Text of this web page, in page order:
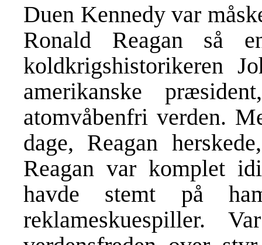
Duen Kennedy var
Ronald Reagan så
koldkrigshistorikeren
amerikanske
atomvåbenfri verden.
dage, Reagan
Reagan var komplet
havde stemt på
reklameskuespiller.